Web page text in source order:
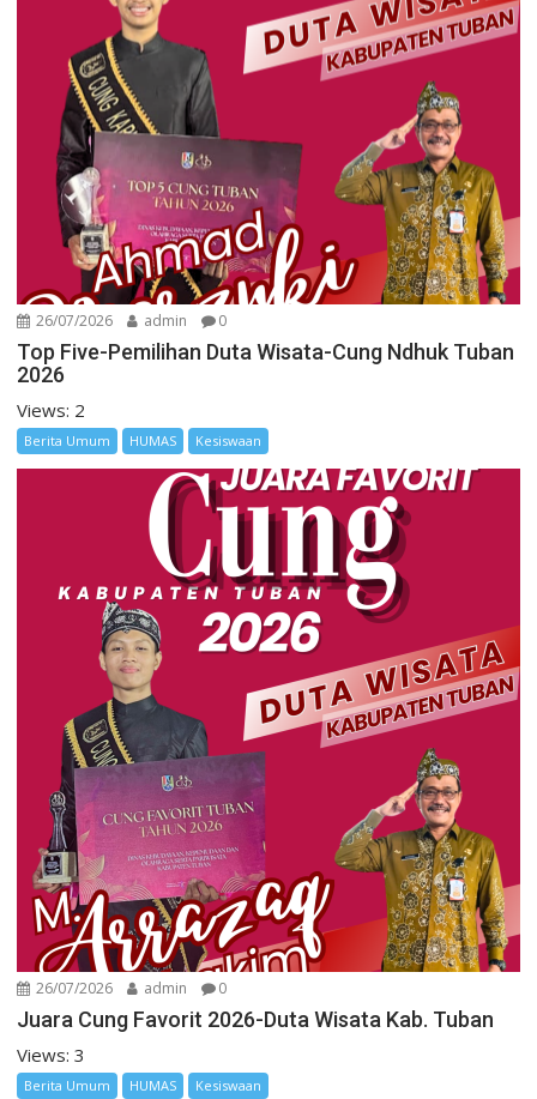
26/07/2026 admin 0
Top Five-Pemilihan Duta Wisata-Cung Ndhuk Tuban
2026
Views: 2
Berita Umum HUMAS Kesiswaan
26/07/2026 admin 0
Juara Cung Favorit 2026-Duta Wisata Kab. Tuban
Views: 3
Berita Umum HUMAS Kesiswaan